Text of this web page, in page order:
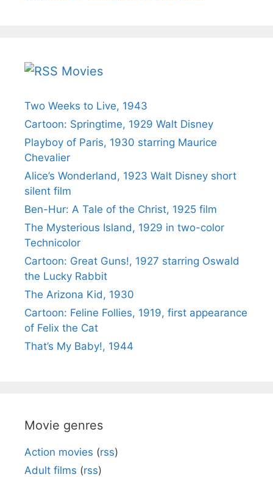
Movies
Two Weeks to Live, 1943
Cartoon: Springtime, 1929 Walt Disney
Playboy of Paris, 1930 starring Maurice
Chevalier
Alice’s Wonderland, 1923 Walt Disney short
silent film
Ben-Hur: A Tale of the Christ, 1925 film
The Mysterious Island, 1929 in two-color
Technicolor
Cartoon: Great Guns!, 1927 starring Oswald
the Lucky Rabbit
The Arizona Kid, 1930
Cartoon: Feline Follies, 1919, first appearance
of Felix the Cat
That’s My Baby!, 1944
Movie genres
Action movies (rss)
Adult films (rss)